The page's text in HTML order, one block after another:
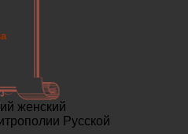
женский
Русской